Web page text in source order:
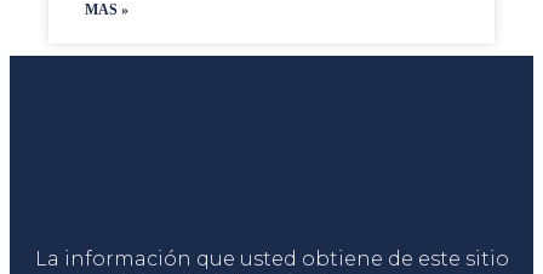
MAS »
La información que usted obtiene de este sitio